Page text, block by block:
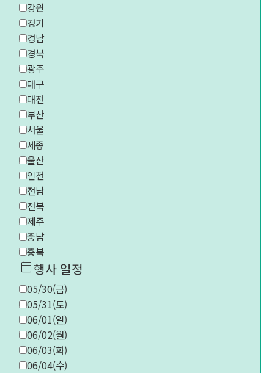
강원
경기
경남
경북
광주
대구
대전
부산
서울
세종
울산
인천
전남
전북
제주
충남
충북
calendar_today행사 일정
05/30(금)
05/31(토)
06/01(일)
06/02(월)
06/03(화)
06/04(수)